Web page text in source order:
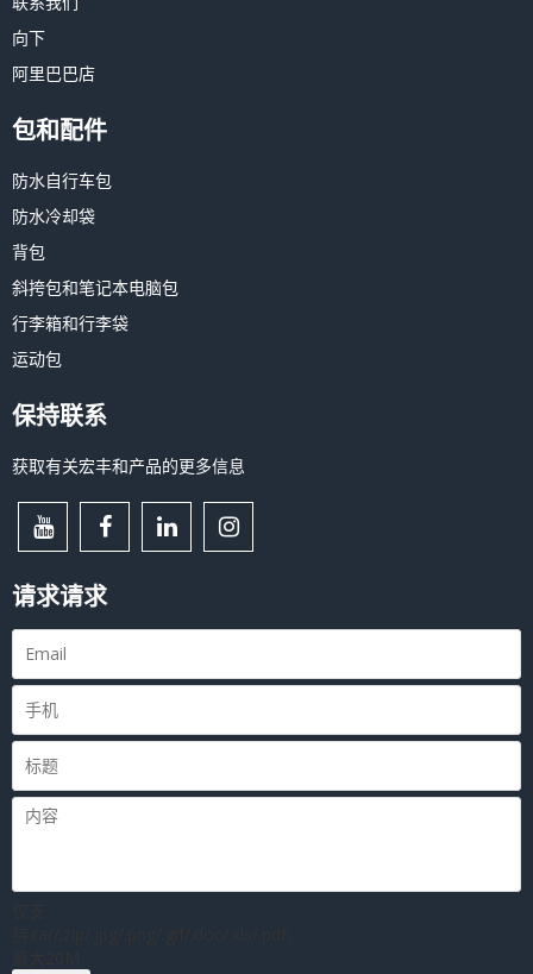
向下
阿里巴巴店
包和配件
防水自行车包
防水冷却袋
背包
斜挎包和笔记本电脑包
行李箱和行李袋
运动包
保持联系
获取有关宏丰和产品的更多信息
请求请求